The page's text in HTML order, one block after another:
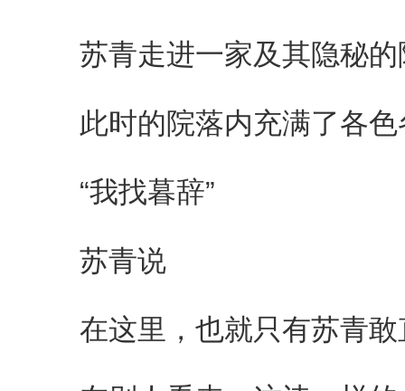
苏青走进一家及其隐秘的
此时的院落内充满了各色
“我找暮辞”
苏青说
在这里，也就只有苏青敢